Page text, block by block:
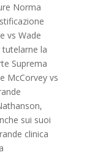
Norma
vs Wade
tutelarne la
Suprema
McCorvey vs
sui suoi
clinica